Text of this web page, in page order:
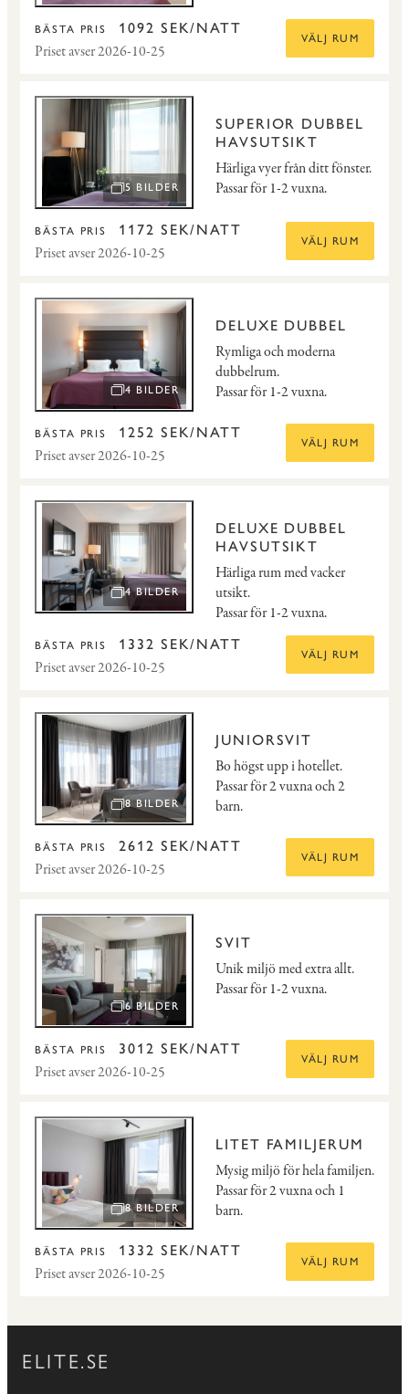
BÄSTA PRIS 1092 SEK/NATT
Priset avser 2026-10-25
VÄLJ RUM
ÖPPNA BILDSPEL
5 BILDER
SUPERIOR DUBBEL
HAVSUTSIKT
Härliga vyer från ditt fönster.
Passar för 1-2 vuxna.
BÄSTA PRIS 1172 SEK/NATT
Priset avser 2026-10-25
VÄLJ RUM
ÖPPNA BILDSPEL
4 BILDER
DELUXE DUBBEL
Rymliga och moderna
dubbelrum.
Passar för 1-2 vuxna.
BÄSTA PRIS 1252 SEK/NATT
Priset avser 2026-10-25
VÄLJ RUM
ÖPPNA BILDSPEL
4 BILDER
DELUXE DUBBEL
HAVSUTSIKT
Härliga rum med vacker
utsikt.
Passar för 1-2 vuxna.
BÄSTA PRIS 1332 SEK/NATT
Priset avser 2026-10-25
VÄLJ RUM
ÖPPNA BILDSPEL
8 BILDER
JUNIORSVIT
Bo högst upp i hotellet.
Passar för 2 vuxna och 2
barn.
BÄSTA PRIS 2612 SEK/NATT
Priset avser 2026-10-25
VÄLJ RUM
ÖPPNA BILDSPEL
6 BILDER
SVIT
Unik miljö med extra allt.
Passar för 1-2 vuxna.
BÄSTA PRIS 3012 SEK/NATT
Priset avser 2026-10-25
VÄLJ RUM
ÖPPNA BILDSPEL
8 BILDER
LITET FAMILJERUM
Mysig miljö för hela familjen.
Passar för 2 vuxna och 1
barn.
BÄSTA PRIS 1332 SEK/NATT
Priset avser 2026-10-25
VÄLJ RUM
ELITE.SE